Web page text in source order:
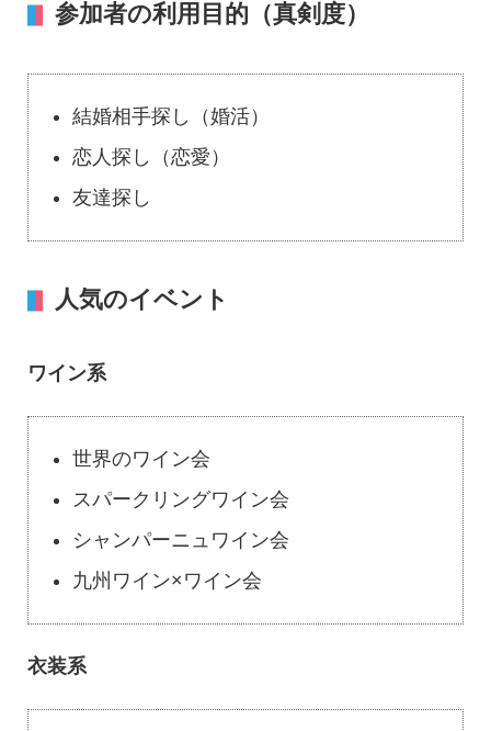
参加者の利用目的（真剣度）
結婚相手探し（婚活）
恋人探し（恋愛）
友達探し
人気のイベント
ワイン系
世界のワイン会
スパークリングワイン会
シャンパーニュワイン会
九州ワイン×ワイン会
衣装系